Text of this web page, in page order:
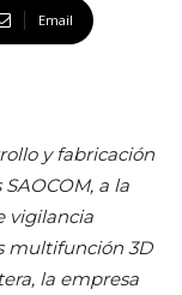
Email
y fabricación
a la
vigilancia
multifunción 3D
la empresa